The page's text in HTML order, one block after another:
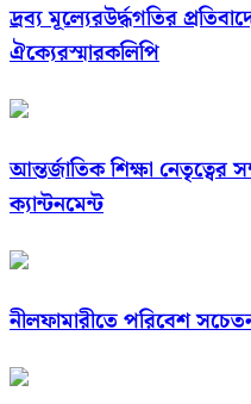
দ্রব্য মূল্যেরউর্দ্ধগতির
ঐক্যেরস্মারকলিপি
আন্তর্জাতিক শিক্ষা নেতৃত্বের
ক্যান্টনমেন্ট
নীলফামারীতে পরিবেশ